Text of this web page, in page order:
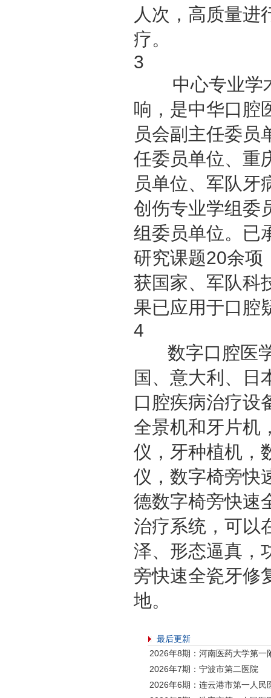
人次，高质量进
疗。
3
中心专业学术
响，是中华口腔
员会副主任委员
任委员单位、重
员单位、军队牙
创伤专业学组委
组委员单位。已
研究课题20余项
获国家、军队科
果已应用于口腔
4
数字口腔医学
国、意大利、日
口腔疾病治疗设
全景机和牙片机
仪，牙种植机，
仪，数字椅旁快
德数字椅旁快速
治疗系统，可以
泽、形态逼真，
旁快速全瓷牙修
地。
最后更新
2026年8期：河南医药大学第一
2026年7期：宁波市第二医院
2026年6期：连云港市第一人民